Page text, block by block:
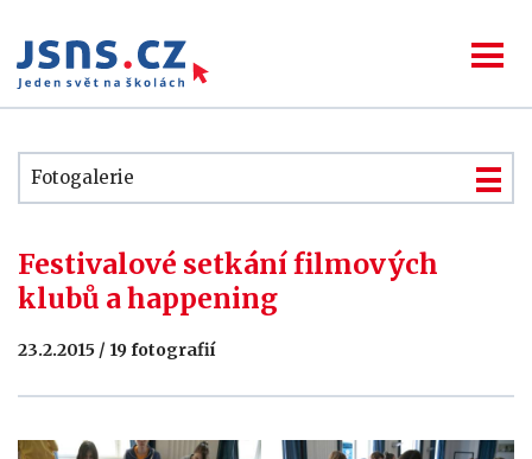
Fotogalerie
Festivalové setkání filmových
klubů a happening
23.2.2015 / 19 fotografií